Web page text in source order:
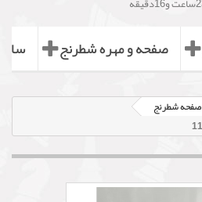
صفحه و مهره شطرنج
صفحه شطرنج